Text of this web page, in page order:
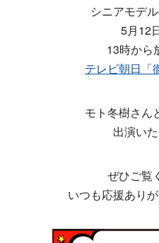
シニアモデ
5月12
13時から
テレビ朝日「
モト冬樹さん
出演い
ぜひご覧
いつも応援あり